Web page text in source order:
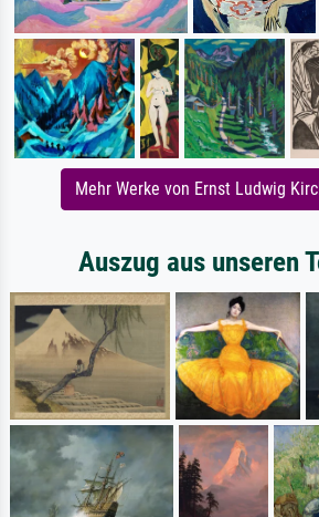
Mehr Werke von Ernst Ludwig
Auszug aus unseren